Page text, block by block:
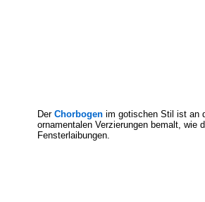
Der Chorbogenim gotischen Stil ist an
ornamentalen Verzierungen bemalt, wie
Fensterlaibungen.